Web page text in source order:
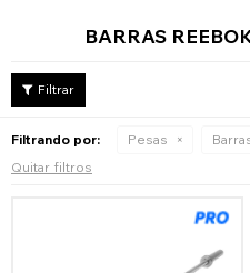
BARRAS
Filtrando por: Pesas
Quitar filtros